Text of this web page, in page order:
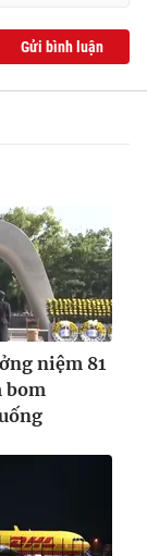
Gửi bình luận
niệm 81
bom